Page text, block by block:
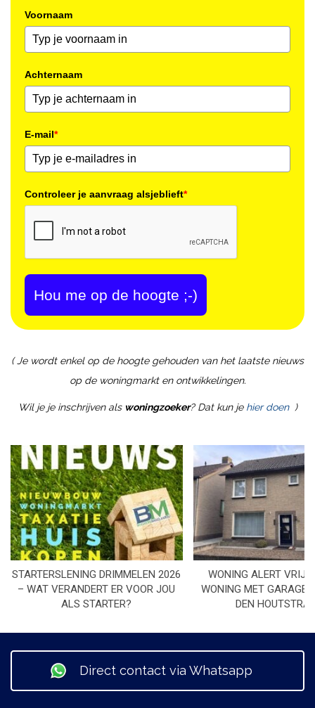
Voornaam
Achternaam
E-mail*
Controleer je aanvraag alsjeblieft*
Hou me op de hoogte ;-)
( Je wordt enkel op de hoogte gehouden van het laatste nieuws
op de woningmarkt en ontwikkelingen.
Wil je je inschrijven als woningzoeker? Dat kun je hier doen )
STARTERSLENING DRIMMELEN 2026
– WAT VERANDERT ER VOOR JOU
ALS STARTER?
WONING ALERT
WONING MET GARAGE
DEN
Direct contact via Whatsapp